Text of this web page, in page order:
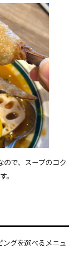
ので、スープのコク
。
ングを選べるメニュ